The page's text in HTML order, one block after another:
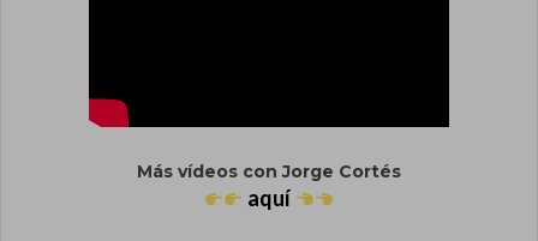
Más vídeos con Jorge Cortés
aquí